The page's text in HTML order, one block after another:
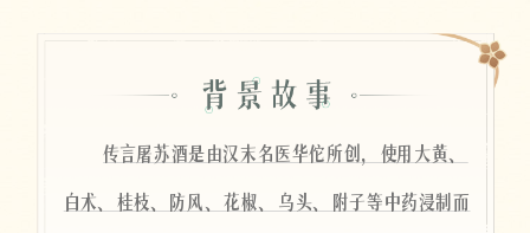
传言屠苏酒是由汉末名医华佗所创，使用大黄、
白术、桂枝、防风、花椒、乌头、附子等中药浸制而